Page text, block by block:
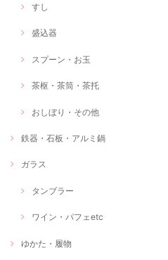
すし
盛込器
スプーン・お玉
茶枢・茶筒・茶托
おしぼり・その他
鉄器・石板・アルミ鍋
ガラス
タンブラー
ワイン・パフェetc
ゆかた・履物